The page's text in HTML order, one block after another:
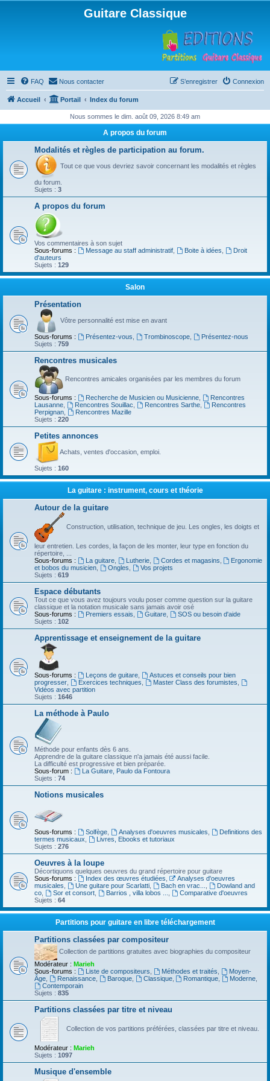
Guitare Classique
FAQ Nous contacter Connexion
S’enregistrer
Accueil Portail Index du forum
Nous sommes le dim. août 09, 2026 8:49 am
A propos du forum
Modalités et règles de participation au forum.
Tout ce que vous devriez savoir concernant les modalités et règles
du forum.
Sujets : 3
A propos du forum
Vos commentaires à son sujet
Sous-forums :
Message au staff administratif, Boite à idées
Droit
d'auteurs
Sujets : 129
Salon
Présentation
Vôtre personnalité est mise en avant
Sous-forums : Présentez-vous Trombinoscope,
Présentez-nous
Sujets : 759
Rencontres musicales
Rencontres amicales organisées par les membres du forum
Sous-forums : Recherche de Musicien ou Musicienne,
Rencontres
Lausanne
Rencontres Souillac Rencontres Sarthe,
Rencontres
Perpignan
Rencontres Mazille
Sujets : 220
Petites annonces
Achats, ventes d'occasion, emploi.
Sujets : 160
La guitare : instrument, cours et théorie
Autour de la guitare
Construction, utilisation, technique de jeu. Les ongles, les doigts et
leur entretien. Les cordes, la façon de les monter, leur type en fonction du
répertoire, ...
Sous-forums :
La guitare, Lutherie, Cordes et magasins
Ergonomie
et bobos du musicien
Ongles
Vos projets
Sujets : 619
Espace débutants
Tout ce que vous avez toujours voulu poser comme question sur la guitare
classique et la notation musicale sans jamais avoir osé
Sous-forums :
Premiers essais Guitare,
SOS ou besoin d'aide
Sujets : 102
Apprentissage et enseignement de la guitare
Sous-forums : Leçons de guitare,
Astuces et conseils pour bien
progresser
Exercices techniques Master Class des forumistes
Vidéos avec partition
Sujets : 1646
La méthode à Paulo
Méthode pour enfants dès 6 ans.
Apprendre de la guitare classique n'a jamais été aussi facile.
La difficulté est progressive et bien préparée.
Sous-forum :
La Guitare, Paulo da Fontoura
Sujets : 74
Notions musicales
Sous-forums : Solfège, Analyses d'oeuvres musicales
Definitions des
termes musicaux
Livres, Ebooks et tutoriaux
Sujets : 276
Oeuvres à la loupe
Décortiquons quelques oeuvres du grand répertoire pour guitare
Sous-forums :
Index des œuvres étudiées
Analyses d'oeuvres
musicales
Une guitare pour Scarlatti, Bach en vrac...
Dowland and
co
Sor et consort, Barrios , villa lobos ...
Comparative d'oeuvres
Sujets : 64
Partitions pour guitare en libre téléchargement
Partitions classées par compositeur
Collection de partitions gratuites avec biographies du compositeur
Modérateur : Marieh
Sous-forums :
Liste de compositeurs Méthodes et traités
Moyen-
Âge
Renaissance, Baroque, Classique, Romantique Moderne
Contemporain
Sujets : 835
Partitions classées par titre et niveau
Collection de vos partitions préférées, classées par titre et niveau.
Modérateur : Marieh
Sujets : 1097
Musique d'ensemble